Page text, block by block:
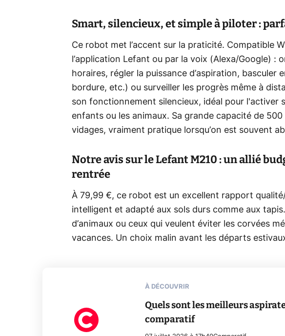
Smart, silencieux, et simple à piloter :
Ce robot met l’accent sur la praticité. Compatible
l’application Lefant ou par la voix (Alexa/Google) :
horaires, régler la puissance d’aspiration, basculer
bordure, etc.) ou surveiller les progrès même à
son fonctionnement silencieux, idéal pour l'activer
enfants ou les animaux. Sa grande capacité de
vidages, vraiment pratique lorsqu’on est souvent
Notre avis sur le Lefant M210 : un allié
rentrée
À 79,99 €, ce robot est un excellent rapport
intelligent et adapté aux sols durs comme aux
d’animaux ou ceux qui veulent éviter les corvées
vacances. Un choix malin avant les départs
À DÉCOUVRIR
Quels sont les meilleurs
comparatif